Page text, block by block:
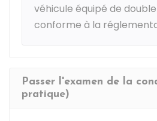
véhicule équipé de
conforme à la
Passer l'examen de la
pratique)